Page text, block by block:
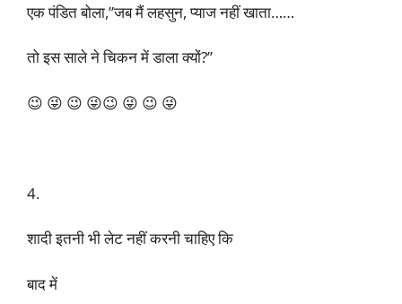
एक पंडित बोला,”जब मैं लहसुन, प्याज नहीं खाता……
तो इस साले ने चिकन में डाला क्यों?”
😉 😜 😉 😜😉 😜 😉 😜
4.
शादी इतनी भी लेट नहीं करनी चाहिए कि
बाद में